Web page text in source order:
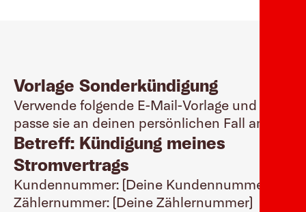
Vorlage Sonderkündigung
Verwende folgende E-Mail-Vorlage und
passe sie an deinen persönlichen Fall an.
Betreff: Kündigung meines
Stromvertrags
Kundennummer: (Deine Kundennummer)
Zählernummer: (Deine Zählernummer)